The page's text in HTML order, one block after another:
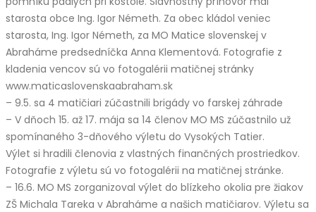
starosta obce Ing. Igor Németh. Za obec kládol veniec
starosta, Ing. Igor Németh, za MO Matice slovenskej v
Abraháme predsedníčka Anna Klementová. Fotografie z
kladenia vencov sú vo fotogalérii matičnej stránky
www.maticaslovenskaabraham.sk
– 9.5. sa 4 matičiari zúčastnili brigády vo farskej záhrade
– V dňoch 15. až 17. mája sa 14 členov MO MS zúčastnilo už
spomínaného 3-dňového výletu do Vysokých Tatier.
Výlet si hradili členovia z vlastných finančných prostriedkov.
Fotografie z výletu sú vo fotogalérii na matičnej stránke.
– 16.6. MO MS zorganizoval výlet do blízkeho okolia pre žiakov
ZŠ Michala Tareka v Abraháme a našich matičiarov. Výletu sa